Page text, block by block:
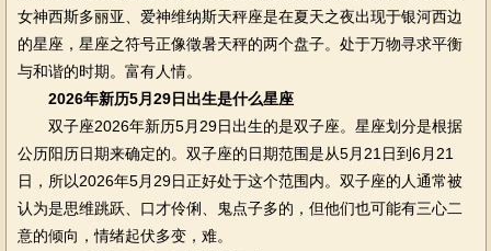
女神西斯多丽亚、爱神维纳斯天秤座是在夏天之夜出现于银河西边
的星座，星座之符号正像徵暑天秤的两个盘子。处于万物寻求平衡
与和谐的时期。富有人情。
2026年新历5月29日出生是什么星座
双子座2026年新历5月29日出生的是双子座。星座划分是根据
公历阳历日期来确定的。双子座的日期范围是从5月21日到6月21
日，所以2026年5月29日正好处于这个范围内。双子座的人通常被
认为是思维跳跃、口才伶俐、鬼点子多的，但他们也可能有三心二
意的倾向，情绪起伏多变，难。